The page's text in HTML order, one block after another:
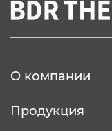
Вы
О компании
Продукция